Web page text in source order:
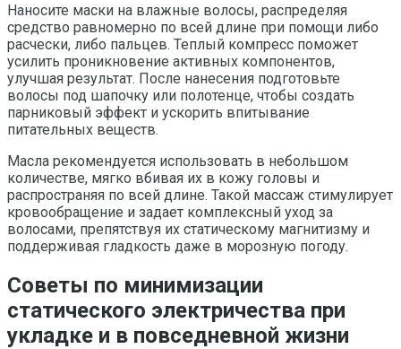
Наносите маски на влажные волосы, распределяя
средство равномерно по всей длине при помощи либо
расчески, либо пальцев. Теплый компресс поможет
усилить проникновение активных компонентов,
улучшая результат. После нанесения подготовьте
волосы под шапочку или полотенце, чтобы создать
парниковый эффект и ускорить впитывание
питательных веществ.
Масла рекомендуется использовать в небольшом
количестве, мягко вбивая их в кожу головы и
распространяя по всей длине. Такой массаж стимулирует
кровообращение и задает комплексный уход за
волосами, препятствуя их статическому магнитизму и
поддерживая гладкость даже в морозную погоду.
Советы по минимизации
статического электричества при
укладке и в повседневной жизни